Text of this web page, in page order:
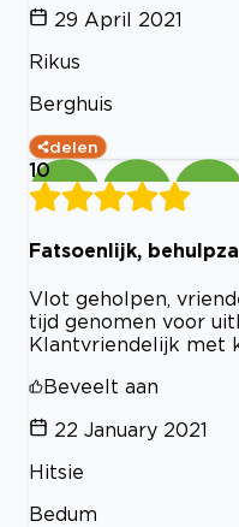
29 April 2021
Rikus
Berghuis
delen
10
Fatsoenlijk,
Vlot geholpen,
tijd genomen voor
Klantvriendelijk met
Beveelt aan
22 January 2021
Hitsie
Bedum